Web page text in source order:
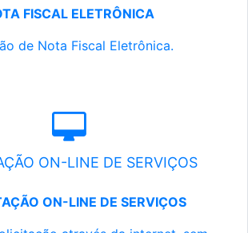
FISCAL ELETRÔNICA
de Nota Fiscal Eletrônica.
ON-LINE DE SERVIÇOS
ON-LINE DE SERVIÇOS